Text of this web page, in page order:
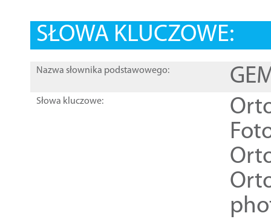
SŁOWA KLUCZOWE:
Nazwa słownika podstawowego:
Słowa kluczowe: